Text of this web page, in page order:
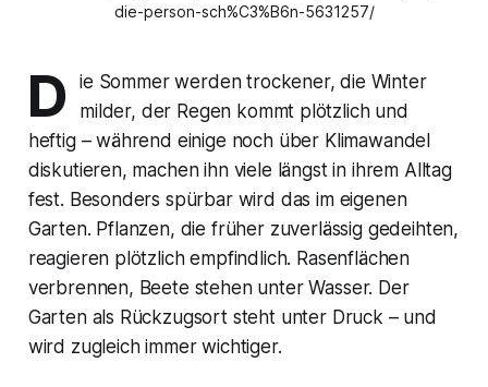
die-person-sch%C3%B6n-5631257/
D
ie Sommer werden trockener, die Winter
milder, der Regen kommt plötzlich und
heftig – während einige noch über Klimawandel
diskutieren, machen ihn viele längst in ihrem Alltag
fest. Besonders spürbar wird das im eigenen
Garten. Pflanzen, die früher zuverlässig gedeihten,
reagieren plötzlich empfindlich. Rasenflächen
verbrennen, Beete stehen unter Wasser. Der
Garten als Rückzugsort steht unter Druck – und
wird zugleich immer wichtiger.